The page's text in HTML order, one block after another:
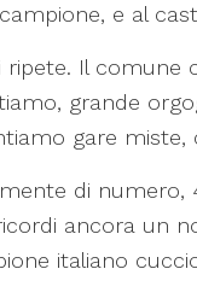
e al
ripete. Il
grande
gare
di numero,
ancora un
italiano